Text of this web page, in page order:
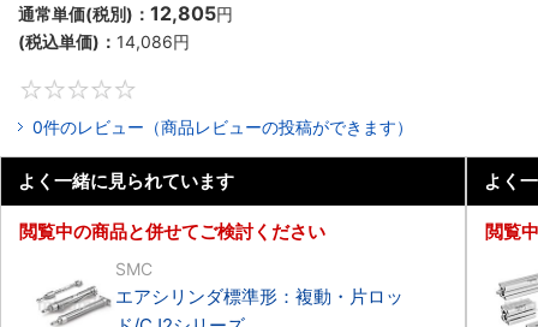
通常単価(税別)： 12,805円
(税込単価)： 14,086円
0件のレビュー（商品レビューの投稿ができます）
よく一緒に見られています
閲覧中の商品と併せてご検討ください
SMC
エアシリンダ標準形：複動・片ロッ
よく
閲覧